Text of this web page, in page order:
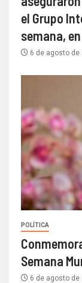
el Grupo
semana,
6 de agosto de
POLÍTICA
Semana
6 de agosto de